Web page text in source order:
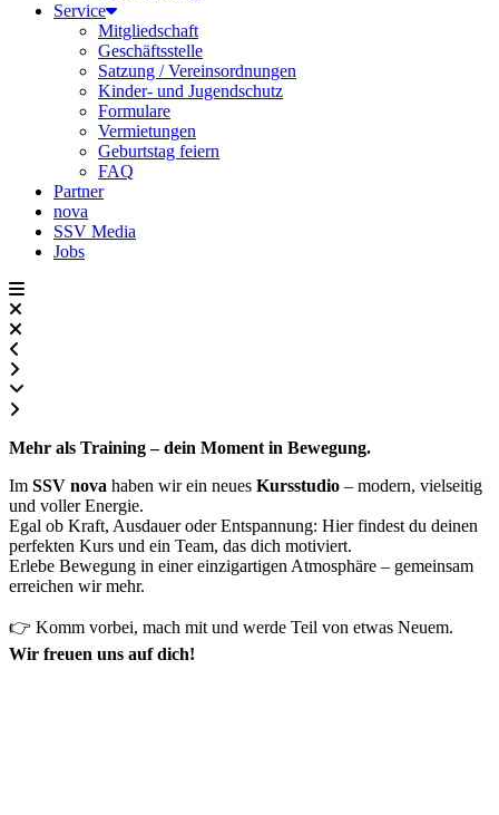
Service
Mitgliedschaft
Geschäftsstelle
Satzung / Vereinsordnungen
Kinder- und Jugendschutz
Formulare
Vermietungen
Geburtstag feiern
FAQ
Partner
nova
SSV Media
Jobs
Mehr als Training – dein Moment in Bewegung.
Im SSV nova haben wir ein neues Kursstudio – modern, vielseitig
und voller Energie.
Egal ob Kraft, Ausdauer oder Entspannung: Hier findest du deinen
perfekten Kurs und ein Team, das dich motiviert.
Erlebe Bewegung in einer einzigartigen Atmosphäre – gemeinsam
erreichen wir mehr.
👉 Komm vorbei, mach mit und werde Teil von etwas Neuem.
Wir freuen uns auf dich!